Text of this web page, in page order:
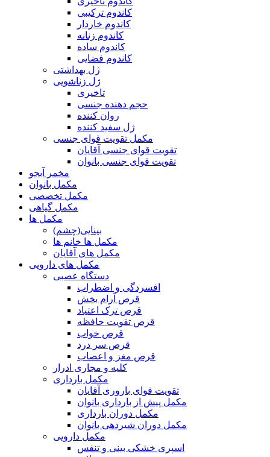
کاندوم ترکیبی
کاندوم خاردار
کاندوم زنانه
کاندوم ساده
کاندوم فضایی
ژل بهداشتی
ژل زناشویی
تاخیری
حجم دهنده جنسی
روان کننده
ژل سفید کننده
مکمل تقویت قوای جنسی
تقویت قوای جنسی آقایان
تقویت قوای جنسی بانوان
مخمر آبجو
مکمل بانوان
مکمل تخصصی
مکمل گیاهی
مکمل ها
بینایی(چشم)
مکمل ها خانم ها
مکمل های آقایان
مکمل های دارویی
دستگاه عصبی
افسردگی و اضطراب
قرص آرام بخش
قرص ترک اعتیاد
قرص تقویت حافظه
قرص خواب
قرص سر درد
قرص مغز و اعصاب
کلیه و مجاری ادرار
مکمل بارداری
تقویت قوای باروری آقایان
مکمل پیش از بارداری بانوان
مکمل دوران بارداری
مکمل دوران شیردهی بانوان
مکمل دارویی
اسپری خشکی بینی و تنفس